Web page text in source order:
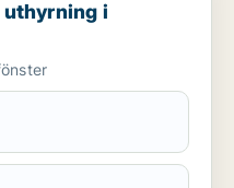
uthyrning i